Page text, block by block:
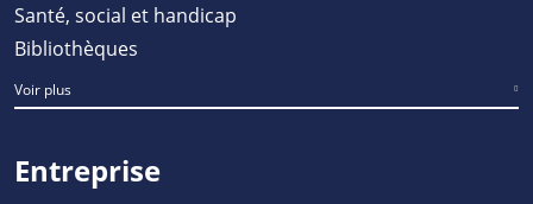
Santé, social et handicap
Bibliothèques
Voir plus
Entreprise